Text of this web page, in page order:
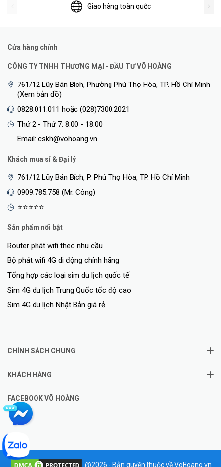
Giao hàng toàn quốc
Cửa hàng chính
CÔNG TY TNHH THƯƠNG MẠI - ĐẦU TƯ VÕ HOÀNG
761/12 Lũy Bán Bích, Phường Phú Thọ Hòa, TP. Hồ Chí Minh
(Xem bản đồ)
0828.011.011 hoặc (028)7300.2021
Thứ 2 - Thứ 7: 8:00 - 18:00
Email: cskh@vohoang.vn
Khách mua sỉ & Đại lý
761/12 Lũy Bán Bích, P. Phú Thọ Hòa, TP. Hồ Chí Minh
0909.785.758 (Mr. Công)
⭐⭐⭐⭐⭐
Sản phẩm nổi bật
Router phát wifi theo nhu cầu
Bộ phát wifi 4G di động chính hãng
Tổng hợp các loại sim du lịch quốc tế
Sim 4G du lịch Trung Quốc tốc độ cao
Sim 4G du lịch Nhật Bản giá rẻ
CHÍNH SÁCH CHUNG
KHÁCH HÀNG
FACEBOOK VÕ HOÀNG
@2026 - Bản quyền thuộc về VoHoang.vn